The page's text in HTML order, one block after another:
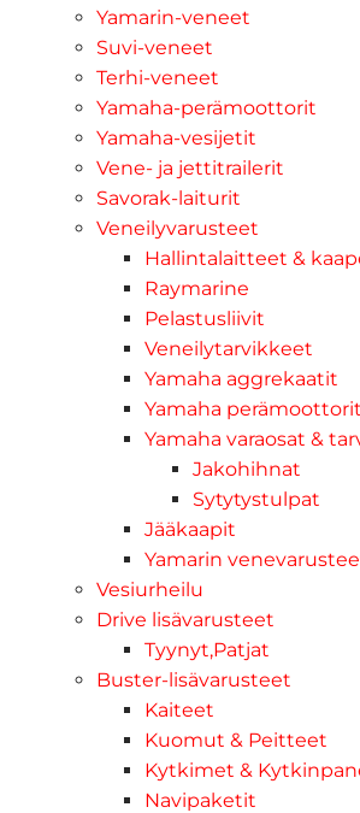
Yamarin-veneet
Suvi-veneet
Terhi-veneet
Yamaha-perämoottorit
Yamaha-vesijetit
Vene- ja jettitrailerit
Savorak-laiturit
Veneilyvarusteet
Hallintalaitteet &
Raymarine
Pelastusliivit
Veneilytarvikkeet
Yamaha aggrekaatit
Yamaha perämoottorit
Yamaha varaosat &
Jakohihnat
Sytytystulpat
Jääkaapit
Yamarin
Vesiurheilu
Drive lisävarusteet
Tyynyt,Patjat
Buster-lisävarusteet
Kaiteet
Kuomut & Peitteet
Kytkimet &
Navipaketit